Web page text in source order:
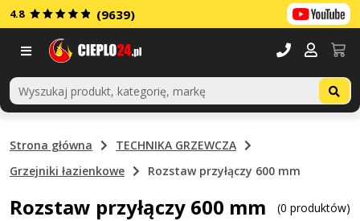
4.8 (9639)
Strona główna
TECHNIKA GRZEWCZA
Grzejniki łazienkowe
Rozstaw przyłączy 600 mm
Rozstaw przyłączy 600 mm (0 produktów)